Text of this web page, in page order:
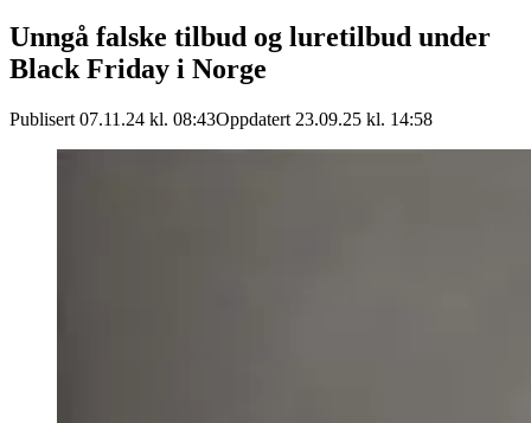
Unngå falske tilbud og luretilbud under
Black Friday i Norge
Publisert 07.11.24 kl. 08:43Oppdatert 23.09.25 kl. 14:58